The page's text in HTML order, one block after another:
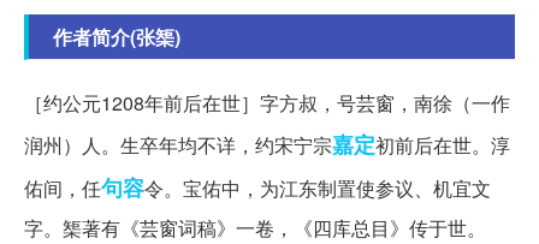
作者简介(张榘)
［约公元1208年前后在世］字方叔，号芸窗，南徐（一作
润州）人。生卒年均不详，约宋宁宗嘉定初前后在世。淳
佑间，任句容令。宝佑中，为江东制置使参议、机宜文
字。榘著有《芸窗词稿》一卷，《四库总目》传于世。